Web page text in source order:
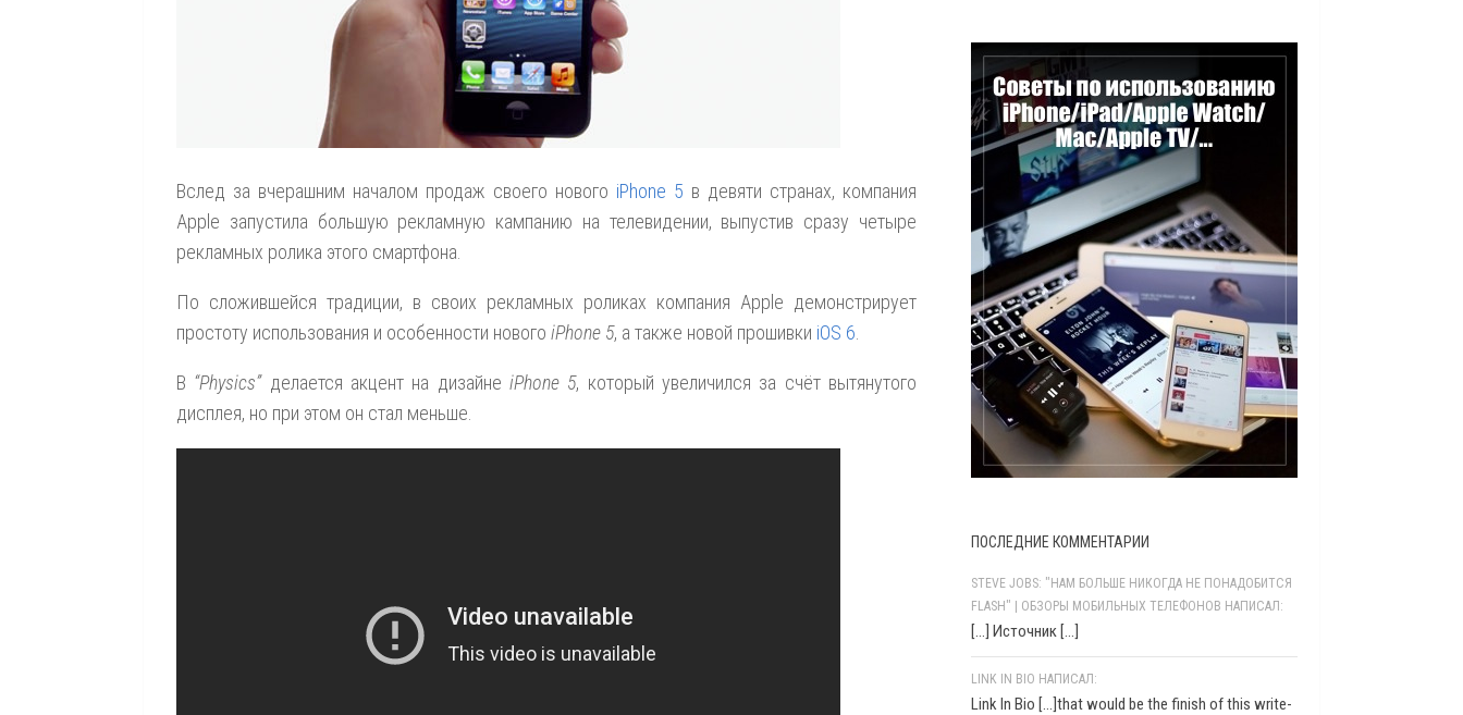
Вслед за вчерашним началом продаж своего нового iPhone 5 в девяти странах, компания
Apple запустила большую рекламную кампанию на телевидении, выпустив сразу четыре
рекламных ролика этого смартфона.
По сложившейся традиции, в своих рекламных роликах компания Apple демонстрирует
простоту использования и особенности нового iPhone 5, а также новой прошивки iOS 6
В “Physics”делается акцент на дизайнеiPhone 5, который увеличился за счёт вытянутого
дисплея, но при этом он стал меньше.
ПОСЛЕДНИЕ КОММЕНТАРИИ
STEVE JOBS: "НАМ БОЛЬШЕ НИКОГДА НЕ ПОНАДОБИТСЯ
FLASH" | ОБЗОРЫ МОБИЛЬНЫХ ТЕЛЕФОНОВ НАПИСАЛ:
[…] Источник […]
LINK IN BIO НАПИСАЛ:
Link In Bio [...]that would be the finish of this write-